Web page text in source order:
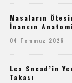
Masaların
İnancın
04 Temmuz 2026
Les Snead’in
Takası